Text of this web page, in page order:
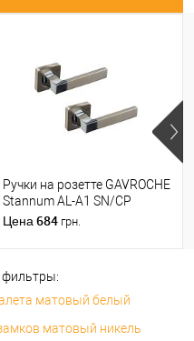
Ручки на розетте GAVROCHE
Stannum AL-A1 SN/CP
никель/хром
Цена 684 грн.
матовый белый
матовый никель